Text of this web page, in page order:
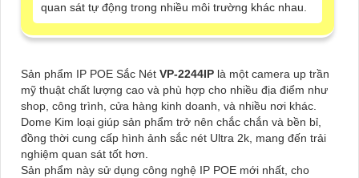
quan sát tự động trong nhiều môi trường khác nhau.
Sản phẩm IP POE Sắc Nét VP-2244IP là một camera up trần
mỹ thuật chất lượng cao và phù hợp cho nhiều địa điểm như
shop, công trình, cửa hàng kinh doanh, và nhiều nơi khác.
Dome Kim loại giúp sản phẩm trở nên chắc chắn và bền bỉ,
đồng thời cung cấp hình ảnh sắc nét Ultra 2k, mang đến trải
nghiệm quan sát tốt hơn.
Sản phẩm này sử dụng công nghệ IP POE mới nhất, cho